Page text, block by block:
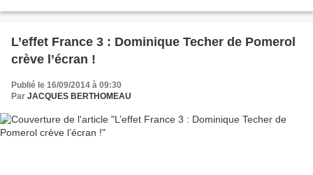
L’effet France 3 : Dominique Techer de Pomerol
crève l’écran !
Publié le 16/09/2014 à 09:30
Par JACQUES BERTHOMEAU